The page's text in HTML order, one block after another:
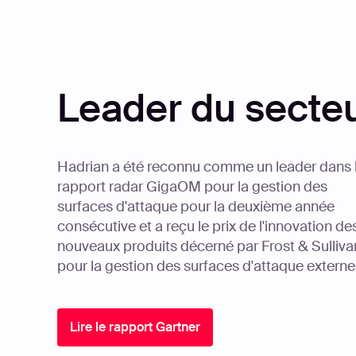
Leader du
Hadrian a été reconnu comme un leader dans
rapport radar GigaOM pour la gestion des
surfaces d'attaque pour la deuxième année
consécutive et a reçu le prix de l'innovation
nouveaux produits décerné par Frost &
pour la gestion des surfaces d'attaque
Lire le rapport Gartner